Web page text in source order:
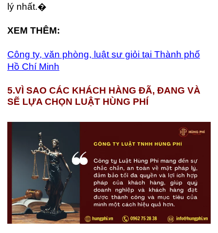
lý nhất.�
XEM THÊM:
Công ty, văn phòng, luật sư giỏi tại Thành phố
Hồ Chí Minh
5.VÌ SAO CÁC KHÁCH HÀNG ĐÃ, ĐANG VÀ
SẼ LỰA CHỌN LUẬT HÙNG PHÍ